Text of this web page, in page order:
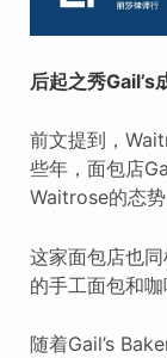
后起之秀Gail’s
前文提到，
些年，面包店
Waitrose的态势
这家面包店也
的手工面包和
随着Gail’s